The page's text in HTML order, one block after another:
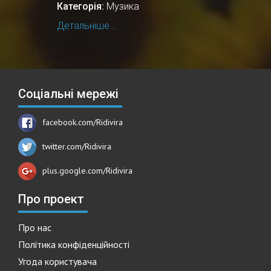
Категорія: Музика
Детальніше...
Соціальні мережі
facebook.com/Ridivira
twitter.com/Ridivira
plus.google.com/Ridivira
Про проект
Про нас
Політика конфіденційності
Угода користувача